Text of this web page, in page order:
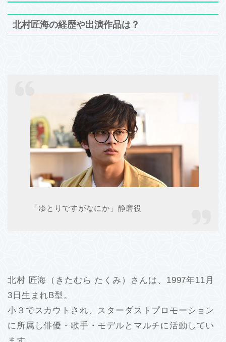
北村匠海の経歴や出演作品は？
「ゆとりですがなにか」静磨役
北村 匠海（きたむら たくみ）さんは、1997年11月
3日生まれB型。
小３でスカウトされ、スターダストプロモーション
に所属し俳優・歌手・モデルとマルチに活動してい